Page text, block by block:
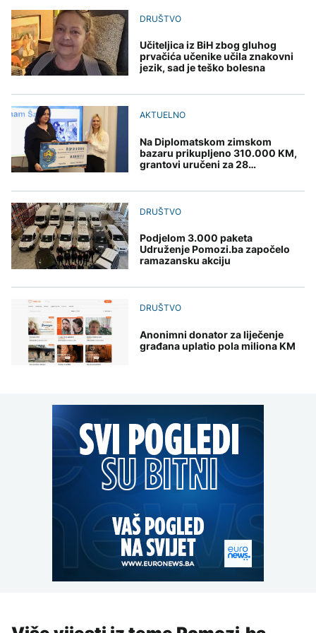
dvojici ukazana Hitna
pitanje, Košarac traži
odgovore
Protest u RMU Zenica:
Rudari u teškom stanju,
Njemačkoj uhapšeni
krijumčari koji su
prebacivali migrante iz
najviše u posljednje tri
godine
Plovidba Hormuškim
naplaćivana do
konačnog sporazuma s
Iranom
miliona dolara
KULTURA
Rat i pijesak prijete
Meroe u Sudanu
Rihanna radi na novom
albumu
DRUŠTVO
Učiteljica iz BiH zbog gluhog
prvačića učenike učila znakovni
jezik, sad je teško bolesna
AKTUELNO
Na Diplomatskom zimskom
bazaru prikupljeno 310.000 KM,
grantovi uručeni za 28
DRUŠTVO
Podjelom 3.000 paketa
Udruženje Pomozi.ba započelo
ramazansku akciju
DRUŠTVO
Anonimni donator za liječenje
građana uplatio pola miliona KM